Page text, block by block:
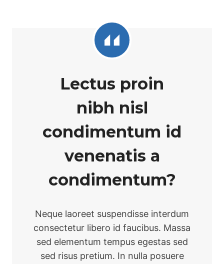
Lectus proin
nibh nisl
condimentum id
venenatis a
condimentum?
Neque laoreet suspendisse interdum
consectetur libero id faucibus. Massa
sed elementum tempus egestas sed
sed risus pretium. In nulla posuere